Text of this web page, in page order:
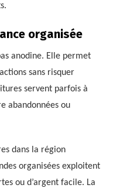
organisée
anodine. Elle permet
sans risquer
servent parfois à
abandonnées ou
dans la région
organisées exploitent
ou d’argent facile. La